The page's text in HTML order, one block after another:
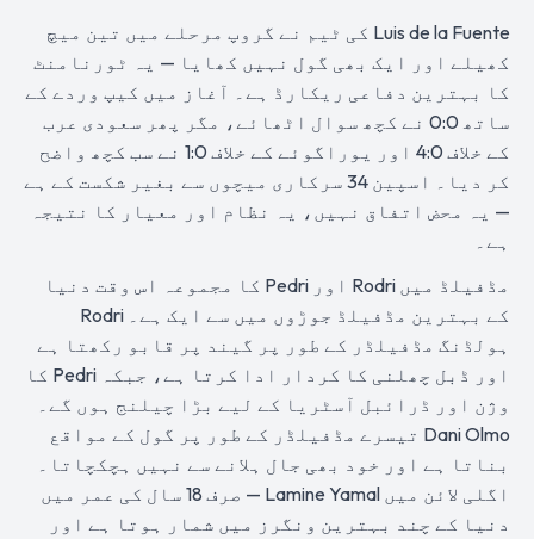
Luis de la Fuente کی ٹیم نے گروپ مرحلے میں تین میچ
کھیلے اور ایک بھی گول نہیں کھایا — یہ ٹورنامنٹ
کا بہترین دفاعی ریکارڈ ہے۔ آغاز میں کیپ وردے کے
ساتھ 0:0 نے کچھ سوال اٹھائے، مگر پھر سعودی عرب
کے خلاف 4:0 اور یوراگوئے کے خلاف 1:0 نے سب کچھ واضح
کر دیا۔ اسپین 34 سرکاری میچوں سے بغیر شکست کے ہے
— یہ محض اتفاق نہیں، یہ نظام اور معیار کا نتیجہ
ہے۔
مڈفیلڈ میں Rodri اور Pedri کا مجموعہ اس وقت دنیا
کے بہترین مڈفیلڈ جوڑوں میں سے ایک ہے۔ Rodri
ہولڈنگ مڈفیلڈر کے طور پر گیند پر قابو رکھتا ہے
اور ڈبل چھلنی کا کردار ادا کرتا ہے، جبکہ Pedri کا
وژن اور ڈرائبل آسٹریا کے لیے بڑا چیلنج ہوں گے۔
Dani Olmo تیسرے مڈفیلڈر کے طور پر گول کے مواقع
بناتا ہے اور خود بھی جال ہلانے سے نہیں ہچکچاتا۔
اگلی لائن میں Lamine Yamal — صرف 18 سال کی عمر میں
دنیا کے چند بہترین ونگرز میں شمار ہوتا ہے اور